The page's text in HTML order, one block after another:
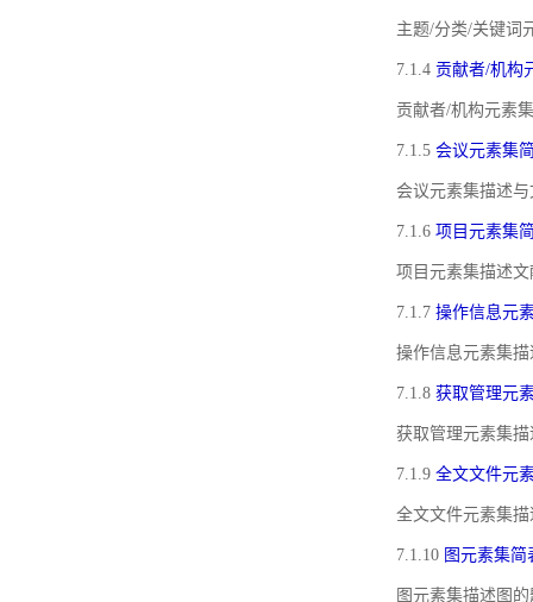
主题/分类/关键词
7.1.4 贡献者/机构
贡献者/机构元素
7.1.5 会议元素集
会议元素集描述
7.1.6 项目元素集
项目元素集描述
7.1.7 操作信息元
操作信息元素集
7.1.8 获取管理元
获取管理元素集
7.1.9 全文文件元
全文文件元素集
7.1.10 图元素集简
图元素集描述图